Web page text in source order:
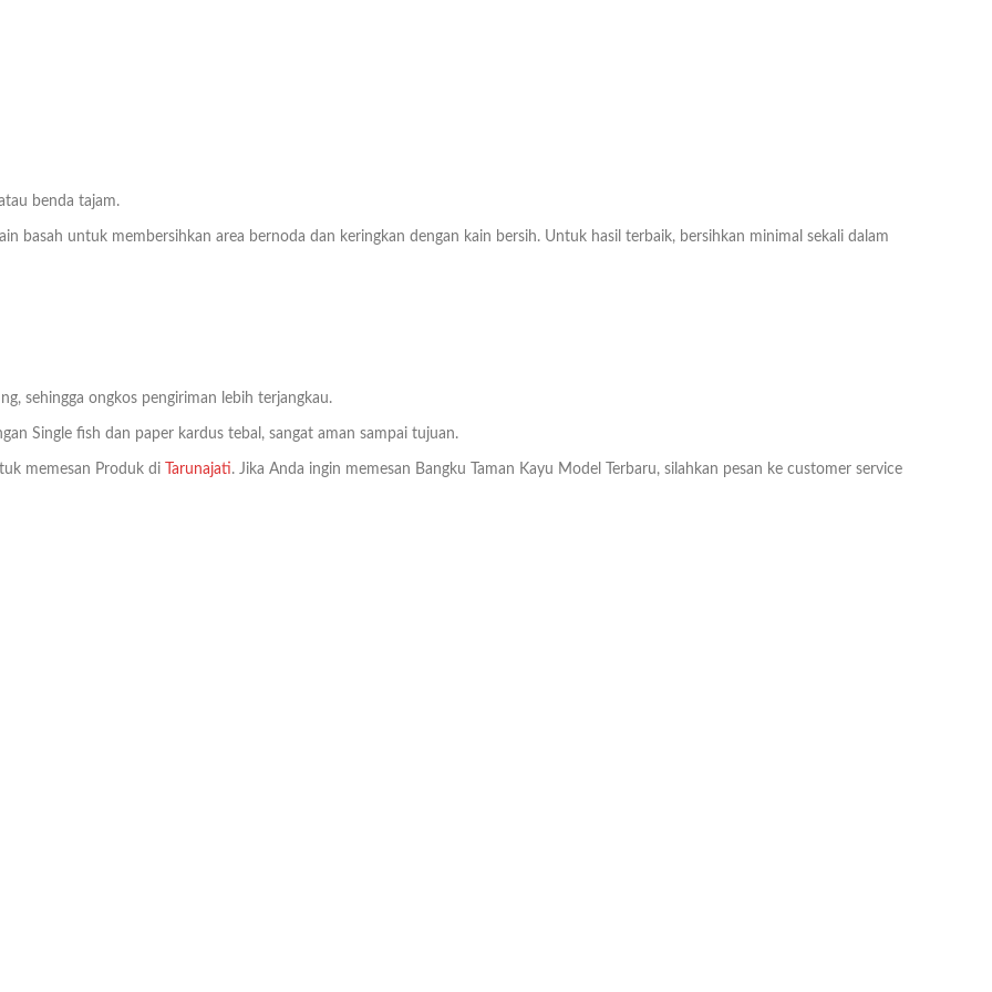
benda tajam.
basah untuk membersihkan area bernoda dan keringkan dengan kain bersih. Untuk hasil terbaik, bersihkan minimal sekali dalam
sehingga ongkos pengiriman lebih terjangkau.
Single fish dan paper kardus tebal, sangat aman sampai tujuan.
memesan Produk di Tarunajati. Jika Anda ingin memesan Bangku Taman Kayu Model Terbaru, silahkan pesan ke customer service